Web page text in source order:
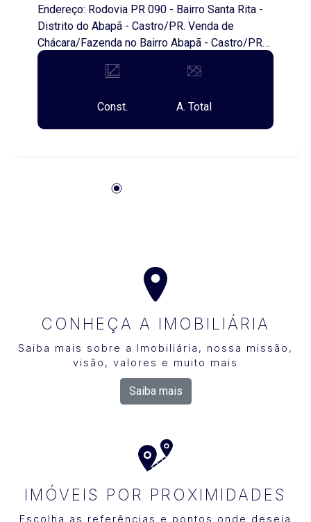
Endereço: Rodovia PR 090 - Bairro Santa Rita -
Distrito do Abapã - Castro/PR. Venda de
Chácara/Fazenda no Bairro Abapã - Castro/PR
Área de Terreno: 4.341,64 metros quadrados
Área Construída Casa Sede: 120,00 metros
margens da Rodovia PR 090, tendo o caminho
de chegada e partida todo asfaltado. Distância
para quem busca um refúgio ou deseja investir
Const.
A. Total
CONHEÇA A IMOBILIÁRIA
Saiba mais sobre a Imobiliária, nossa missão,
visão, valores e muito mais
Saiba mais
IMÓVEIS POR PROXIMIDADES
Escolha as referências e pontos onde deseja